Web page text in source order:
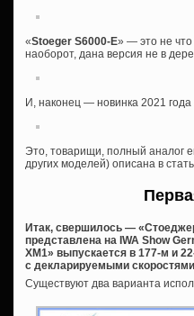
«Stoeger S6000-E» — это не
наоборот, дана версия не в
И, наконец — новинка 2021 года
Это, товарищи, полный аналог
других моделей) описана в
Итак, свершилось —
представлена на IWA Show
XM1» выпускается в 177-м и
с декларируемыми
Существуют два варианта